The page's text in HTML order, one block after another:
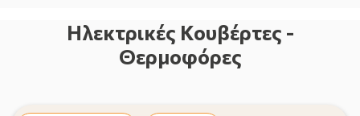
Ηλεκτρικές Κουβέρτες -
Θερμοφόρες